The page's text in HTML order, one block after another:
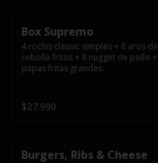
Box Supremo
4 rochis classic simples + 8 aros de
cebolla fritos + 8 nugget de pollo +
papas fritas grandes.
$27.990
Burgers, Ribs & Cheese